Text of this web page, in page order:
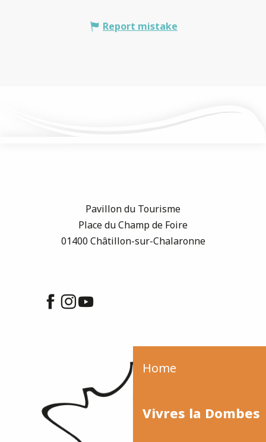
Home
Vivres la Dombes
Report mistake
Pavillon du Tourisme
Place du Champ de Foire
01400 Châtillon-sur-Chalaronne